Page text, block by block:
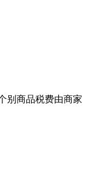
别商品税费由商家